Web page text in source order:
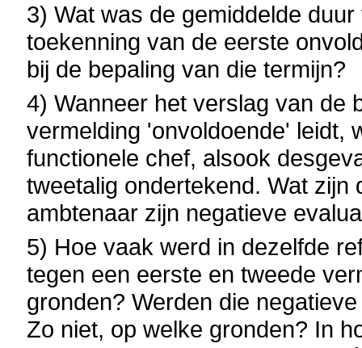
3) Wat was de gemiddelde
toekenning van de eerste
bij de bepaling van die termijn?
4) Wanneer het verslag van de
vermelding 'onvoldoende' leidt,
functionele chef, alsook
tweetalig ondertekend. Wat
ambtenaar zijn negatieve
5) Hoe vaak werd in dezelfde
tegen een eerste en tweede
gronden? Werden die
Zo niet, op welke gronden? In